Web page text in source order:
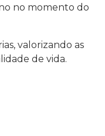
no momento do
valorizando as
de vida.